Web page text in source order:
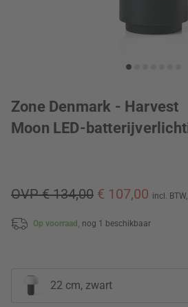
Zone Denmark - Harvest
Moon LED-
OVP € 134,00 € 107,00 incl. BTW,
Op voorraad, nog 1 beschikbaar
22 cm, zwart